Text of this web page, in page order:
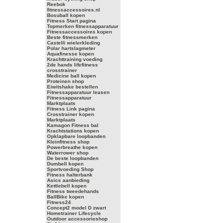
Reebok
fitnessaccessoires.nl
Bosuball kopen
Fitness Start pagina
Topmerken fitnessapparatuur
Fitnessaccessoires kopen
Beste fitnessmerken
Castelli wielerkleding
Polar hartslagmeter
Aquafinesse kopen
Krachttraining voeding
2de hands lifefitness
crosstrainer
Medicine ball kopen
Proteinen shop
Eiwitshake bestellen
Fitnessapparatuur leasen
Fitnessapparatuur
Marktplaats
Fitness Link pagina
Crosstrainer kopen
Marktplaats
Kamagon Fitness bal
Krachtstations kopen
Opklapbare loopbanden
Kleinfitness shop
Powerbreathe kopen
Waterrower shop
De beste loopbanden
Dumbell kopen
Sportvoeding Shop
Fitness halterbank
Asics aanbieding
Kettlebell kopen
Fitness tweedehands
BallBike kopen
Fitness24
Concept2 model D zwart
Hometrainer Lifecycle
Outdoor accessorieshop